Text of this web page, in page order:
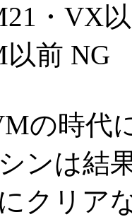
・VX
以前 NG
の時代
ンは結
クリア